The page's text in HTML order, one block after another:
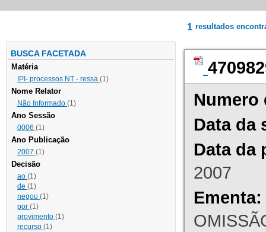
BUSCA FACETADA
Matéria
IPI- processos NT - ressa (1)
Nome Relator
Não Informado (1)
Ano Sessão
0006 (1)
Ano Publicação
2007 (1)
Decisão
ao (1)
de (1)
negou (1)
por (1)
provimento (1)
recurso (1)
1 resultados
Numero
Data da
Data da
2007
Ementa: